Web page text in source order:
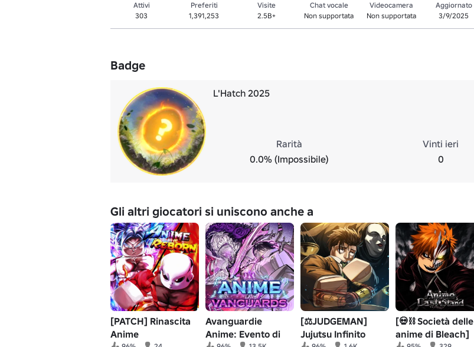
Attivi
303
Preferiti
1,391,253
Visite
2.5B+
Chat vocale
Non supportata
Videocamera
Non supportata
Aggiornato
3/9/2025
Badge
L'Hatch 2025
Rarità
0.0% (Impossibile)
Vinti ieri
0
Gli altri giocatori si uniscono anche a
[PATCH] Rinascita
Anime
Avanguardie
Anime: Evento di
[⚖️JUDGEMAN]
Jujutsu Infinito
[💀⛓️ Società delle
anime di Bleach]